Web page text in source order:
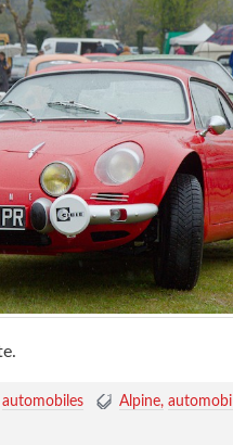
automobiles Alpine